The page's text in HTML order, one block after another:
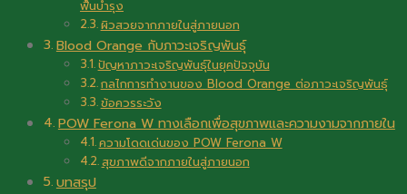
ฟื้นบำรุง
ผิวสวยจากภายในสู่ภายนอก
Blood Orange กับภาวะเจริญพันธุ์
ปัญหาภาวะเจริญพันธุ์ในยุคปัจจุบัน
กลไกการทำงานของ Blood Orange ต่อภาวะเจริญพันธุ์
ข้อควรระวัง
POW Ferona W ทางเลือกเพื่อสุขภาพและความงามจากภายใน
ความโดดเด่นของ POW Ferona W
สุขภาพดีจากภายในสู่ภายนอก
บทสรุป